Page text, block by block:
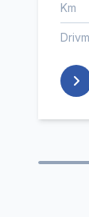
Km